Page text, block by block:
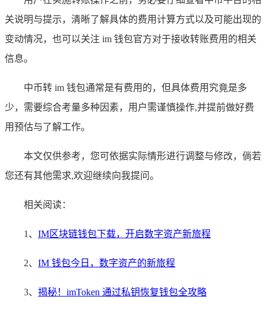
关说明与提示，清晰了解具体的费用计算方式以及可能出现的
变动情况，也可以关注 im 钱包官方对于接收转账费用的相关
信息。
中币转 im 钱包通常是有费用的，但具体费用究竟是多
少，需要综合考量多种因素，用户需谨慎操作,并提前做好费
用预估与了解工作。
本文仅供参考，您可依据实际情形进行调整与修改，倘若
您还有其他需求,欢迎继续向我提问。
相关阅读：
1、 IM区块链钱包下载，开启数字资产新旅程
2、 IM 钱包今日，数字资产的新旅程
3、 揭秘！imToken 通过私钥恢复钱包全攻略